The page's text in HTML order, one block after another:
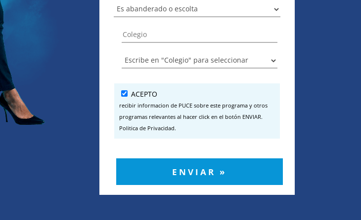
ACEPTO
recibir informacion de PUCE sobre este programa y otros
programas relevantes al hacer click en el botón ENVIAR.
Politica de Privacidad.
ENVIAR »